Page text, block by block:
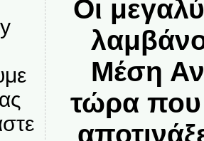
Οι
Μέση
τώρα που